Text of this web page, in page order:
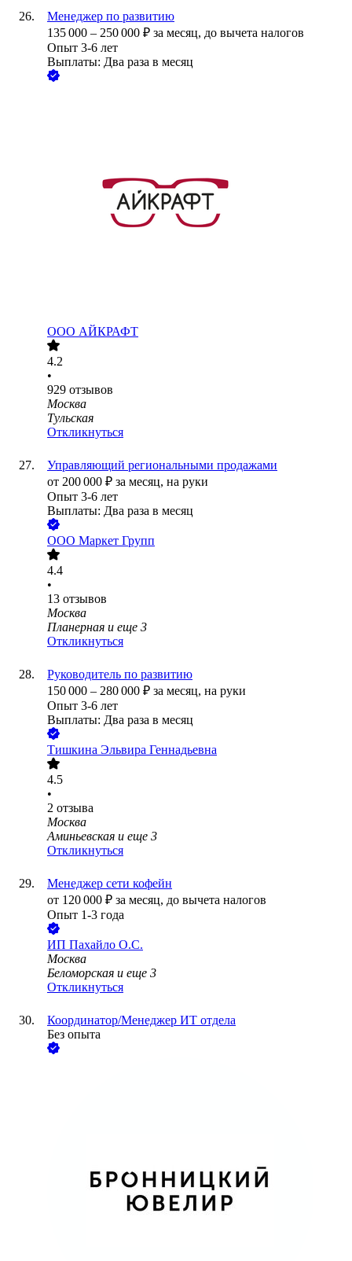
Менеджер по развитию
135 000 – 250 000 ₽ за месяц, до вычета налогов
Опыт 3-6 лет
Выплаты: Два раза в месяц
ООО АЙКРАФТ
4.2
•
929 отзывов
Москва
Тульская
Откликнуться
Управляющий региональными продажами
от 200 000 ₽ за месяц, на руки
Опыт 3-6 лет
Выплаты: Два раза в месяц
ООО Маркет Групп
4.4
•
13 отзывов
Москва
Планерная и еще 3
Откликнуться
Руководитель по развитию
150 000 – 280 000 ₽ за месяц, на руки
Опыт 3-6 лет
Выплаты: Два раза в месяц
Тишкина Эльвира Геннадьевна
4.5
•
2 отзыва
Москва
Аминьевская и еще 3
Откликнуться
Менеджер сети кофейн
от 120 000 ₽ за месяц, до вычета налогов
Опыт 1-3 года
ИП Пахайло О.С.
Москва
Беломорская и еще 3
Откликнуться
Координатор/Менеджер ИТ отдела
Без опыта